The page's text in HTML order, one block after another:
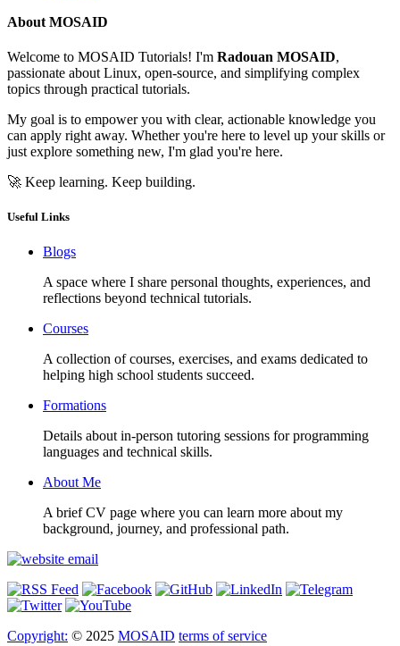
About MOSAID
Welcome to MOSAID Tutorials! I'm Radouan MOSAID,
passionate about Linux, open-source, and simplifying complex
topics through practical tutorials.
My goal is to empower you with clear, actionable knowledge you
can apply right away. Whether you're here to level up your skills or
just explore something new, I'm glad you're here.
🚀 Keep learning. Keep building.
Useful Links
Blogs
A space where I share personal thoughts, experiences, and
reflections beyond technical tutorials.
Courses
A collection of courses, exercises, and exams dedicated to
helping high school students succeed.
Formations
Details about in-person tutoring sessions for programming
languages and technical skills.
About Me
A brief CV page where you can learn more about my
background, journey, and professional path.
Copyright: © 2025 MOSAID terms of service